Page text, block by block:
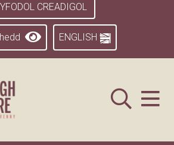
CREADIGOL
ENGLISH